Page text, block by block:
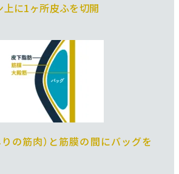
上に1ヶ所皮ふを切開